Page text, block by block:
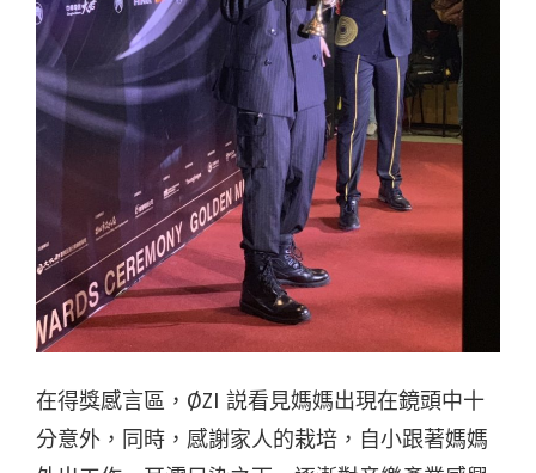
在得獎感言區，ØZI 説看見媽媽出現在鏡頭中十
分意外，同時，感謝家人的栽培，自小跟著媽媽